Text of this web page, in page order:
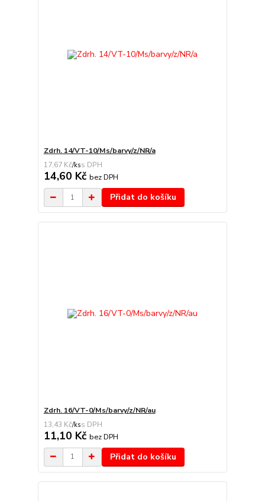
Zdrh. 14/VT-10/Ms/barvy/z/NR/a
17,67 Kč/ks
14,60 Kč bez DPH
Přidat do košíku
Zdrh. 16/VT-0/Ms/barvy/z/NR/au
13,43 Kč/ks
11,10 Kč bez DPH
Přidat do košíku